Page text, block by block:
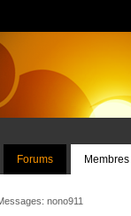
Forums Membres
nono911